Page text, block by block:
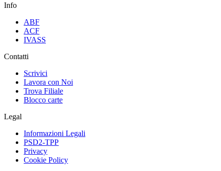
Info
ABF
ACF
IVASS
Contatti
Scrivici
Lavora con Noi
Trova Filiale
Blocco carte
Legal
Informazioni Legali
PSD2-TPP
Privacy
Cookie Policy